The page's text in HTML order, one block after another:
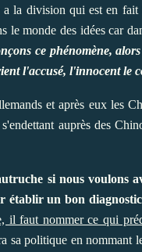
la division qui est en fait
le monde des idées car
ce phénomène,
l'accusé, l'innocent le
et après eux les
auprès des
si nous voulons
établir un bon
il faut nommer ce qui
sa politique en nommant